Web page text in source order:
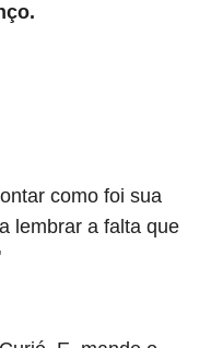
como foi sua
lembrar a falta que